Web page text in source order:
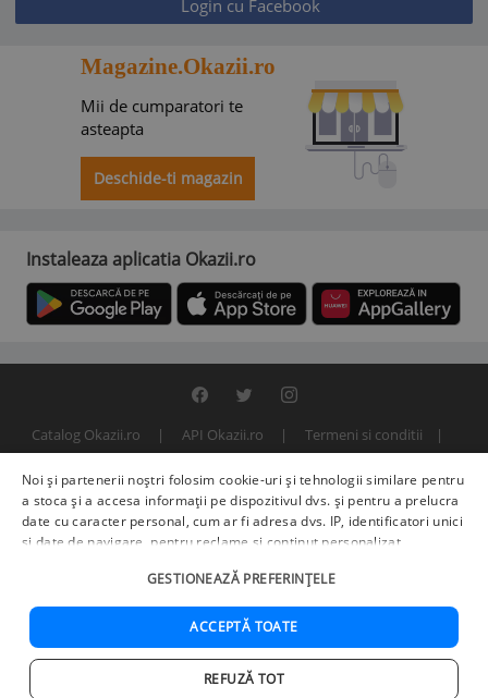
Login cu Facebook
Magazine.Okazii.ro
Mii de cumparatori te
asteapta
Deschide-ti magazin
Instaleaza aplicatia Okazii.ro
Catalog Okazii.ro API Okazii.ro
Termeni si conditii
© 2000 - 2026 S.C. BITFACTOR S.R.L.
Noi și partenerii noștri folosim cookie-uri și tehnologii similare pentru
a stoca și a accesa informații pe dispozitivul dvs. și pentru a prelucra
date cu caracter personal, cum ar fi adresa dvs. IP, identificatori unici
și date de navigare, pentru reclame și conținut personalizat,
îmbunătățirea serviciilor.Furnizori terți (225)pot, de asemenea,
prelucra datele dvs. în aceste și alte scopuri, inclusiv folosind date
precise de geolocalizare și caracteristici ale dispozitivului. Opțiunile
dvs. se aplică doar acestui site web. Unii furnizori se pot baza pe
interes legitim în loc de consimțământ; aveți dreptul să vă opuneți în
. Vă puteți retrage consimțământul în orice
GESTIONEAZĂ PREFERINȚELE
ACCEPTĂ TOATE
REFUZĂ TOT